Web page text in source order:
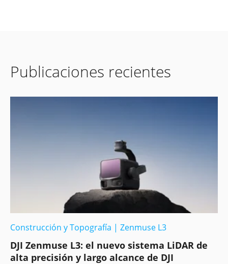
Publicaciones recientes
Construcción y Topografía | Zenmuse L3
DJI Zenmuse L3: el nuevo sistema LiDAR de
alta precisión y largo alcance de DJI